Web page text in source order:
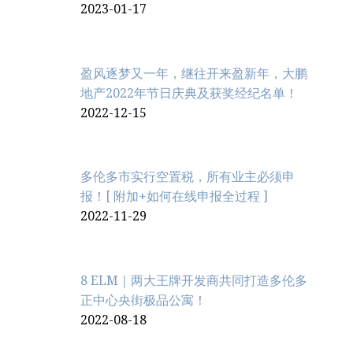
2023-01-17
盈风逐梦又一年，继往开来盈新年，大鹏
地产2022年节日庆典及获奖经纪名单！
2022-12-15
多伦多市实行空置税，所有业主必须申
报！[ 附加+如何在线申报全过程 ]
2022-11-29
8 ELM｜两大王牌开发商共同打造多伦多
正中心央街极品公寓！
2022-08-18